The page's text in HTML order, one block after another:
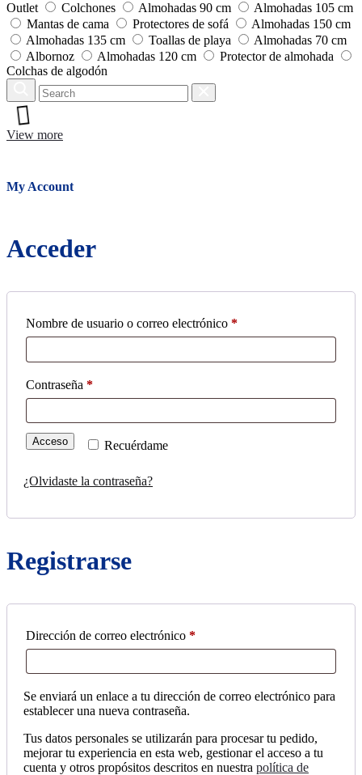
Outlet
Colchones Almohadas 90 cm
Almohadas 105 cm
Mantas de cama
Protectores de sofá
Almohadas 150 cm
Almohadas 135 cm
Toallas de playa
Almohadas 70 cm
Albornoz
Almohadas 120 cm
Protector de almohada
Colchas de algodón
Search Reset
View more
My Account
Acceder
Nombre de usuario o correo electrónico *Obligatorio
Contraseña *Obligatorio
Recuérdame
Acceso
¿Olvidaste la contraseña?
Registrarse
Dirección de correo electrónico *Obligatorio
Se enviará un enlace a tu dirección de correo electrónico para
establecer una nueva contraseña.
Tus datos personales se utilizarán para procesar tu pedido,
mejorar tu experiencia en esta web, gestionar el acceso a tu
cuenta y otros propósitos descritos en nuestra política de